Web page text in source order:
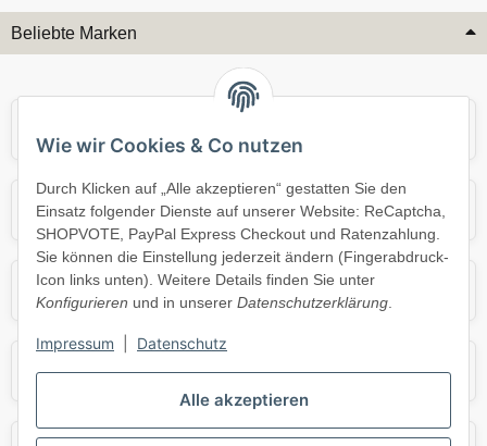
Alle akzeptieren
Wie wir Cookies & Co nutzen
Durch Klicken auf „Alle akzeptieren“ gestatten Sie den
Einsatz folgender Dienste auf unserer Website: ReCaptcha,
SHOPVOTE, PayPal Express Checkout und Ratenzahlung.
Sie können die Einstellung jederzeit ändern (Fingerabdruck-
Icon links unten). Weitere Details finden Sie unter
Konfigurieren und in unserer Datenschutzerklärung.
Impressum Datenschutz
Beliebte Marken
Mercedes Mini
Opel Porsche
Skoda Smart